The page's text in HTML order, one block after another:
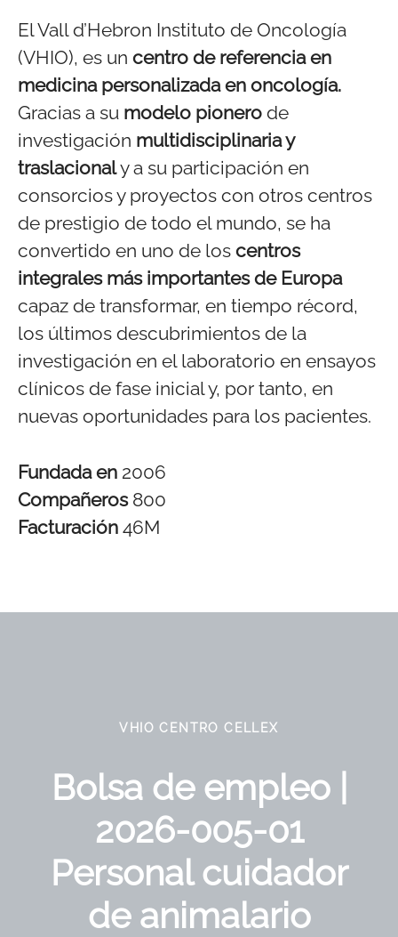
El Vall d’Hebron Instituto de Oncología
(VHIO), es un centro de referencia en
medicina personalizada en oncología.
Gracias a su modelo pionero de
investigación multidisciplinaria y
traslacionaly a su participación en
consorcios y proyectos con otros centros
de prestigio de todo el mundo, se ha
convertido en uno de los centros
integrales más importantes de Europa
capaz de transformar, en tiempo récord,
los últimos descubrimientos de la
investigación en el laboratorio en ensayos
clínicos de fase inicial y, por tanto, en
nuevas oportunidades para los pacientes.
Fundada en 2006
Compañeros 800
Facturación 46M
VHIO CENTRO CELLEX
Bolsa de empleo |
2026-005-01
Personal cuidador
de animalario